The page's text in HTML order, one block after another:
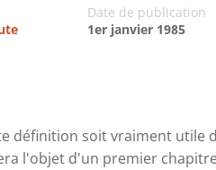
Date de publication
1er janvier 1985
définition soit vraiment utile
l'objet d'un premier